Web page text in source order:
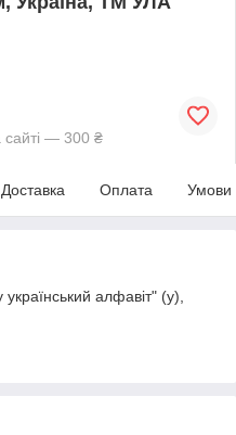
сайті — 300 ₴
Доставка Оплата Умови
алфавіт" (у),